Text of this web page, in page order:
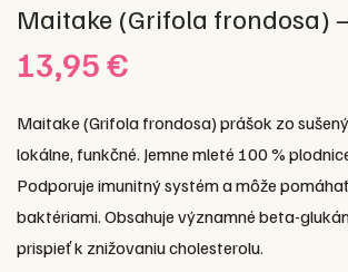
Maitake (Grifola frondosa)
13,95€
Maitake (Grifola frondosa) prášok zo
lokálne, funkčné. Jemne mleté 100 %
Podporuje imunitný systém a môže
baktériami. Obsahuje významné beta-
prispieť k znižovaniu cholesterolu.